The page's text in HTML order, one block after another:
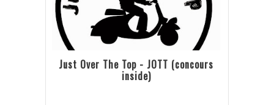
Just Over The Top - JOTT (concours
inside)